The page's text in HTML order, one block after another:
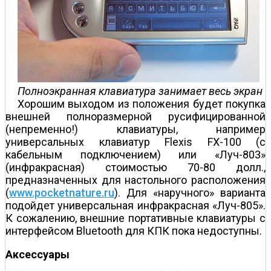
Полноэкранная клавиатура занимает весь экран
Хорошим выходом из положения будет покупка
внешней полноразмерной русифицированной
(непременно!) клавиатуры, например
универсальных клавиатур Flexis FX-100 (с
кабельным подключением) или «Луч-803»
(инфракрасная) стоимостью 70-80 долл.,
предназначенных для настольного расположения
(www.pocketnature.ru). Для «наручного» варианта
подойдет универсальная инфракрасная «Луч-805».
К сожалению, внешние портативные клавиатуры с
интерфейсом Bluetooth для КПК пока недоступны.
Аксессуары